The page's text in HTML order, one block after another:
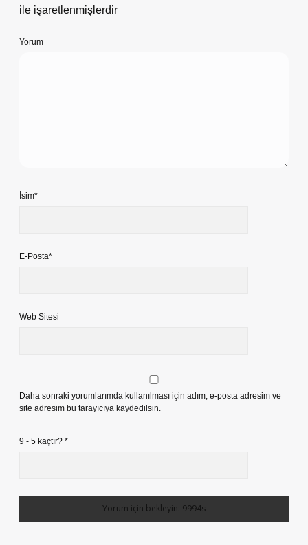
ile işaretlenmişlerdir
Yorum
İsim*
E-Posta*
Web Sitesi
Daha sonraki yorumlarımda kullanılması için adım, e-posta adresim ve
site adresim bu tarayıcıya kaydedilsin.
9 - 5 kaçtır? *